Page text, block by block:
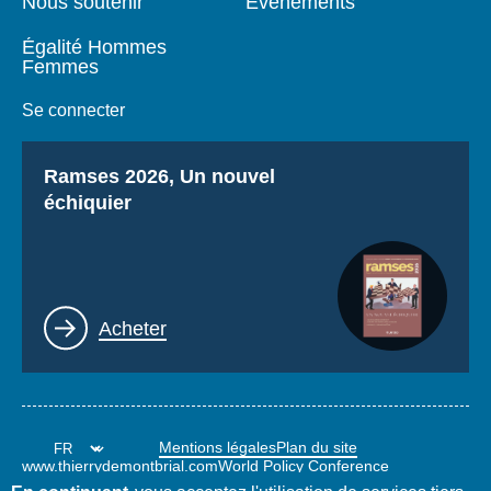
Égalité Hommes
Femmes
Se connecter
Titre
Ramses 2026, Un nouvel
échiquier
Lien
Acheter
Mentions légalesPlan du site
www.thierrydemontbrial.comWorld Policy Conference
Blog Politique étrangère